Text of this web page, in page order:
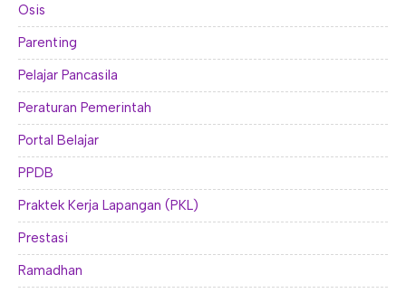
Osis
Parenting
Pelajar Pancasila
Peraturan Pemerintah
Portal Belajar
PPDB
Praktek Kerja Lapangan (PKL)
Prestasi
Ramadhan